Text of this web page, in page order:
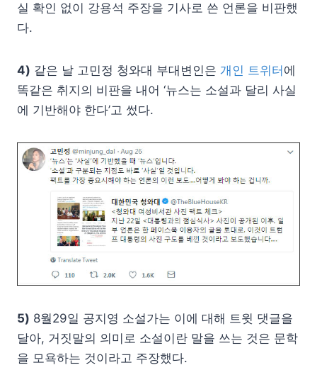
실 확인 없이 강용석 주장을 기사로 쓴 언론을 비판했
다.
4) 같은 날 고민정 청와대 부대변인은 개인 트위터 에
똑같은 취지의 비판을 내어 ‘뉴스는 소설과 달리 사실
에 기반해야 한다’고 썼다.
5) 8월29일 공지영 소설가는 이에 대해 트윗 댓글을
달아, 거짓말의 의미로 소설이란 말을 쓰는 것은 문학
을 모욕하는 것이라고 주장했다.